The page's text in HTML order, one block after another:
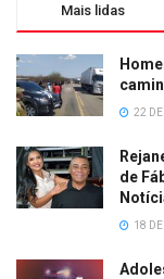
Mais lidas
22
de
18